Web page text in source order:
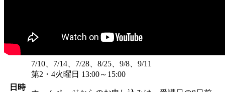
日時
7/10、7/14、7/28、8/25、9/8、9/11
第2・4火曜日 13:00～15:00